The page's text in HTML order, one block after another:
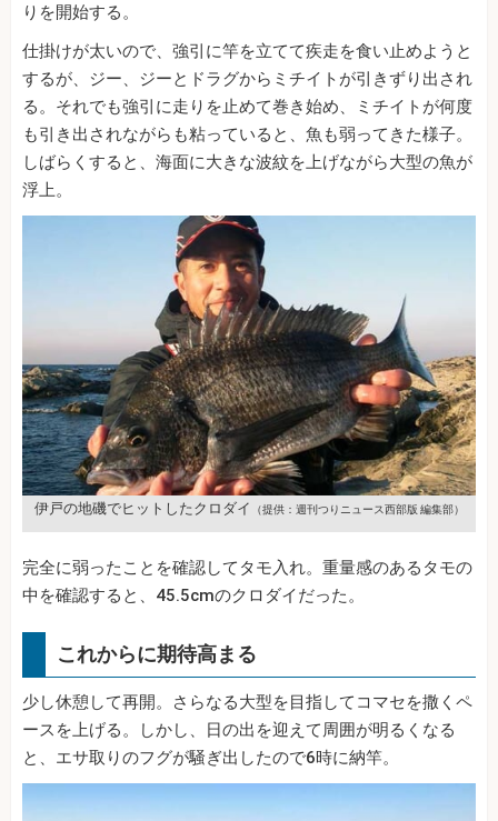
りを開始する。
仕掛けが太いので、強引に竿を立てて疾走を食い止めようと
するが、ジー、ジーとドラグからミチイトが引きずり出され
る。それでも強引に走りを止めて巻き始め、ミチイトが何度
も引き出されながらも粘っていると、魚も弱ってきた様子。
しばらくすると、海面に大きな波紋を上げながら大型の魚が
浮上。
伊戸の地磯でヒットしたクロダイ （提供：週刊つりニュース西部版 編集部）
完全に弱ったことを確認してタモ入れ。重量感のあるタモの
中を確認すると、45.5cmのクロダイだった。
これからに期待高まる
少し休憩して再開。さらなる大型を目指してコマセを撒くペ
ースを上げる。しかし、日の出を迎えて周囲が明るくなる
と、エサ取りのフグが騒ぎ出したので6時に納竿。